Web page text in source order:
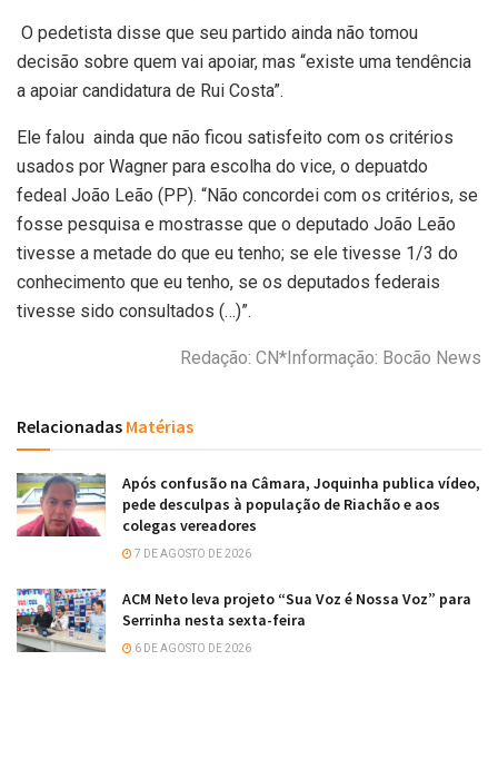
O pedetista disse que seu partido ainda não tomou
decisão sobre quem vai apoiar, mas “existe uma tendência
a apoiar candidatura de Rui Costa”.
Ele falou ainda que não ficou satisfeito com os critérios
usados por Wagner para escolha do vice, o depuatdo
fedeal João Leão (PP). “Não concordei com os critérios, se
fosse pesquisa e mostrasse que o deputado João Leão
tivesse a metade do que eu tenho; se ele tivesse 1/3 do
conhecimento que eu tenho, se os deputados federais
tivesse sido consultados (…)”.
Redação: CN*Informação: Bocão News
Relacionadas Matérias
Após confusão na Câmara, Joquinha publica vídeo,
pede desculpas à população de Riachão e aos
colegas vereadores
7 DE AGOSTO DE 2026
ACM Neto leva projeto “Sua Voz é Nossa Voz” para
Serrinha nesta sexta-feira
6 DE AGOSTO DE 2026